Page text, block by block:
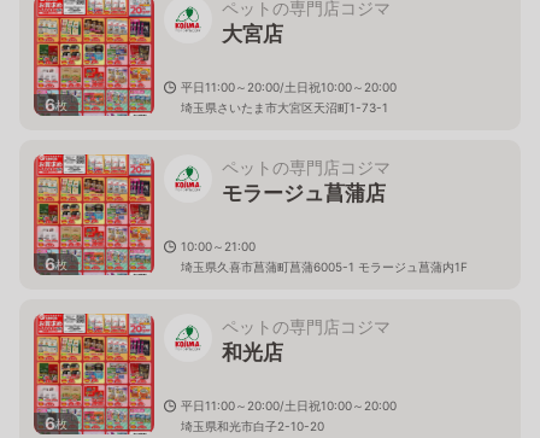
6枚
ペットの専門店コジマ
大宮店
平日11:00～20:00/土日祝10:00～20:00
埼玉県さいたま市大宮区天沼町1-73-1
6枚
ペットの専門店コジマ
モラージュ菖蒲店
10:00～21:00
埼玉県久喜市菖蒲町菖蒲6005-1 モラージュ菖蒲内1F
6枚
ペットの専門店コジマ
和光店
平日11:00～20:00/土日祝10:00～20:00
埼玉県和光市白子2-10-20